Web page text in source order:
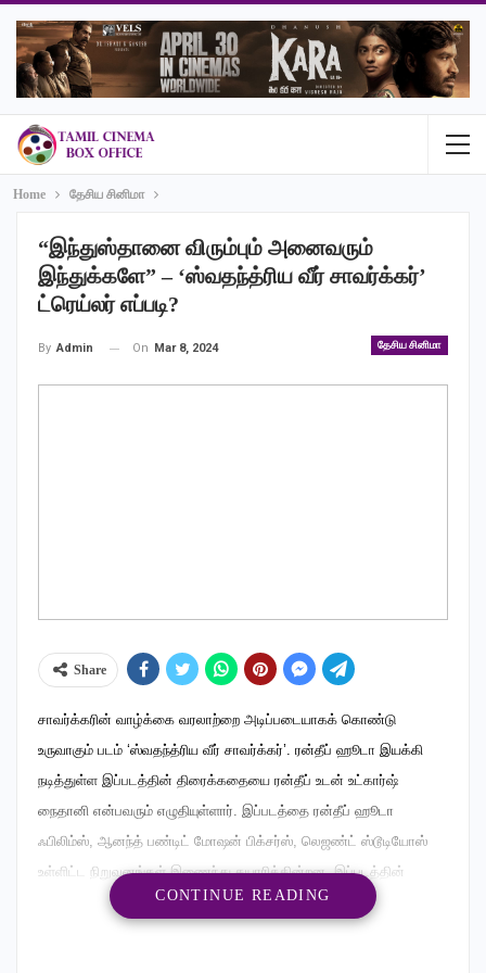
Home தேசிய சினிமா
“இந்துஸ்தானை விரும்பும் அனைவரும்
இந்துக்களே” – ‘ஸ்வதந்த்ரிய வீர் சாவர்க்கர்’
ட்ரெய்லர் எப்படி?
தேசிய சினிமா
By Admin On Mar 8, 2024
Share
சாவர்க்கரின் வாழ்க்கை வரலாற்றை அடிப்படையாகக் கொண்டு
உருவாகும் படம் ‘ஸ்வதந்த்ரிய வீர் சாவர்க்கர்’. ரன்தீப் ஹூடா இயக்கி
நடித்துள்ள இப்படத்தின் திரைக்கதையை ரன்தீப் உடன் உட்கார்ஷ்
நைதானி என்பவரும் எழுதியுள்ளார். இப்படத்தை ரன்தீப் ஹூடா
ஃபிலிம்ஸ், ஆனந்த் பண்டிட் மோஷன் பிக்சர்ஸ், லெஜண்ட் ஸ்டூடியோஸ்
உள்ளிட்ட நிறுவனங்கள் இணைந்து தயாரிக்கின்றன. இப்படத்தின்
ட்ரெய்லரை படக்குழு வெளியிட்டுள்ளது.
CONTINUE READING